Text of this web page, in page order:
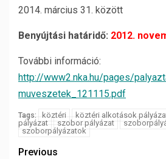
2014. március 31. között
Benyújtási határidő: 2012.
További információ:
http://www2.nka.hu/pages/
muveszetek_121115.pdf
Tags: köztéri köztéri alkotások
pályázat
szobor pályázat
szoborpályázatok
Previous